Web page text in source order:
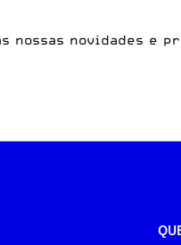
nossas novidades e